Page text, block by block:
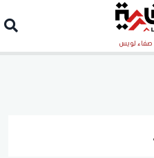
صفاء لويس